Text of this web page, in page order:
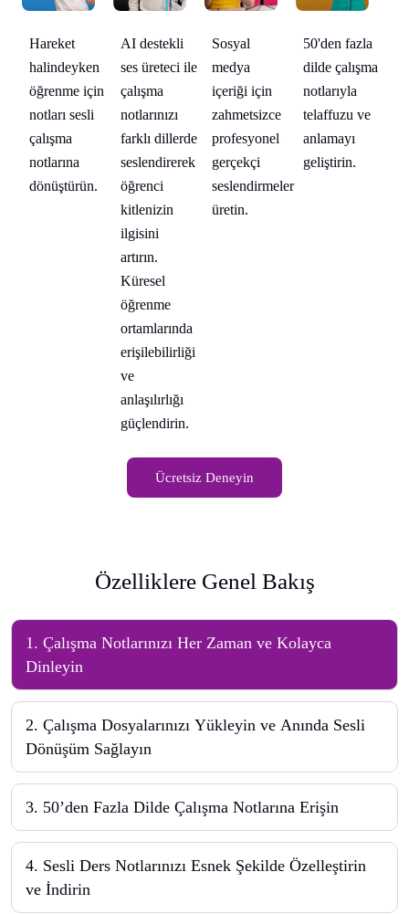
Hareket
halindeyken
öğrenme için
notları sesli
çalışma
notlarına
dönüştürün.
AI destekli
ses üreteci ile
çalışma
notlarınızı
farklı dillerde
seslendirerek
öğrenci
kitlenizin
ilgisini
artırın.
Küresel
öğrenme
ortamlarında
erişilebilirliği
ve
anlaşılırlığı
güçlendirin.
Sosyal
medya
içeriği için
zahmetsizce
profesyonel
gerçekçi
seslendirmeler
üretin.
50'den fazla
dilde çalışma
notlarıyla
telaffuzu ve
anlamayı
geliştirin.
Ücretsiz Deneyin
Özelliklere Genel Bakış
1. Çalışma Notlarınızı Her Zaman ve Kolayca
Dinleyin
2. Çalışma Dosyalarınızı Yükleyin ve Anında Sesli
Dönüşüm Sağlayın
3. 50’den Fazla Dilde Çalışma Notlarına Erişin
4. Sesli Ders Notlarınızı Esnek Şekilde Özelleştirin
ve İndirin